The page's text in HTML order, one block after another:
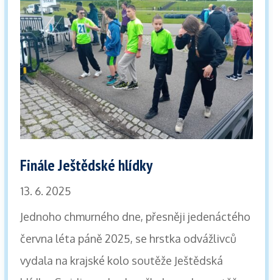
Finále Ještědské hlídky
13. 6. 2025
Jednoho chmurného dne, přesněji jedenáctého
června léta páně 2025, se hrstka odvážlivců
vydala na krajské kolo soutěže Ještědská